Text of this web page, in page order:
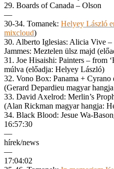
29. Boards of Canada – Olson
—
30-34. Tomanek: Helyey László
mixcloud)
30. Alberto Iglesias: Alicia Vive –
Jammes: Meztelen ülsz majd
31. Joe Hisaishi: Painters – from
múlva (előadja: Helyey László)
32. Vono Box: Panama +
(Gerard Depardieu magyar
33. David Axelrod: Merlin’s
(Alan Rickman magyar hangja:
34. Black Blood: Jesue Wa-
16:57:30
—
hírek/news
—
17:04:02